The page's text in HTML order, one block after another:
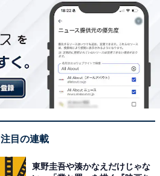
注目の連載
東野圭吾や湊かなえだけじゃな